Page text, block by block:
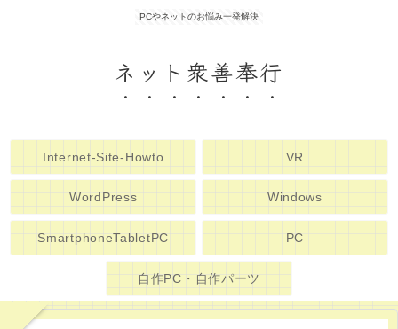
PCやネットのお悩み一発解決
ネット衆善奉行
Internet-Site-Howto VR
WordPress Windows
SmartphoneTabletPC PC
自作PC・自作パーツ